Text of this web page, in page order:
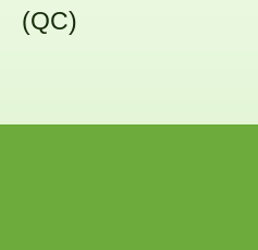
(QC)